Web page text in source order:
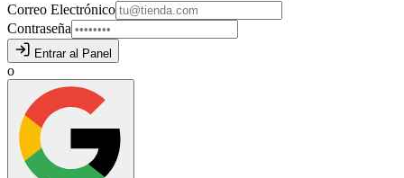
Correo Electrónico
Contraseña
Entrar al Panel
o